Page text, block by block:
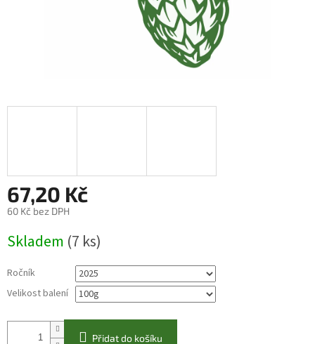
67,20 Kč
60 Kč bez DPH
cena:
Skladem (7 ks)
Ročník
Velikost balení
Přidat do košíku